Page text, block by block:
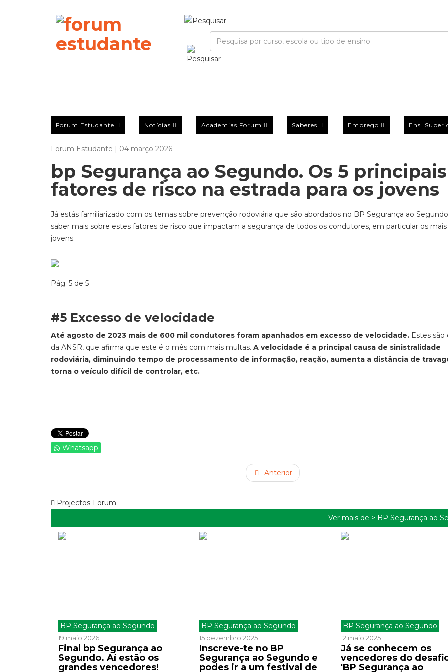
Forum Estudante Notícias Academias Forum Saberes Emprego Ens.
Forum Estudante | 04 março 2026
bp Segurança ao Segundo. Os 5 principais
fatores de risco na estrada para os jovens
Já estás familiarizado com os temas sobre prevenção rodoviária que são abordados no BP Segurança ao
saber mais sobre estes fatores de risco que impactam a segurança de todos os condutores, em particular os mais
jovens.
Pág. 5 de 5
#5 Excesso de velocidade
Até agosto de 2023 mais de 600 mil condutores foram apanhados em excesso de velocidade. Estes são
da ANSR, que afirma que este é o mês com mais multas. A velocidade é a principal causa de sinistralidade
rodoviária, diminuindo tempo de processamento de informação, reação, aumenta a distância de
torna o veículo difícil de controlar, etc.
Whatsapp
Anterior
Projectos-Forum
Ver mais de > BP Segurança ao
BP Segurança ao Segundo
19 maio 2026
Final bp Segurança ao
Segundo. Aí estão os
grandes vencedores!
BP Segurança ao Segundo
15 dezembro 2025
Inscreve-te no BP
Segurança ao Segundo e
podes ir a um festival de
BP Segurança ao Segundo
12 maio 2025
Já se conhecem os
vencedores do
'BP Segurança ao